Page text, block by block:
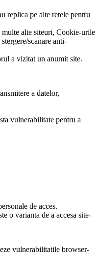
replica pe alte retele pentru
alte siteuri, Cookie-urile
scanare anti-
a vizitat un anumit site.
a datelor,
vulnerabilitate pentru a
de acces.
o varianta de a accesa site-
vulnerabilitatile browser-